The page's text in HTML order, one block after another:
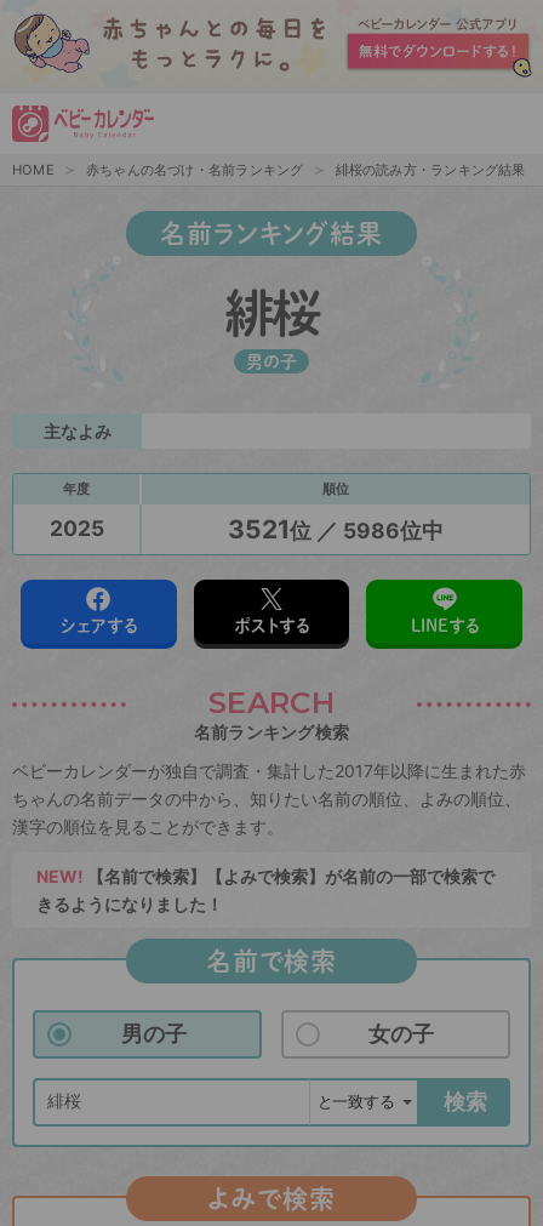
HOME 赤ちゃんの名づけ・名前ランキング 緋桜の読み方・ランキング結果
名前ランキング結果
緋桜
男の子
主なよみ
年度 順位
2025 3521位 ／ 5986位中
シェアする ポストする LINEする
SEARCH
名前ランキング検索
ベビーカレンダーが独自で調査・集計した2017年以降に生まれた赤
ちゃんの名前データの中から、知りたい名前の順位、よみの順位、
漢字の順位を見ることができます。
NEW! 【名前で検索】【よみで検索】が名前の一部で検索で
きるようになりました！
名前で検索
男の子 女の子
検索
よみで検索